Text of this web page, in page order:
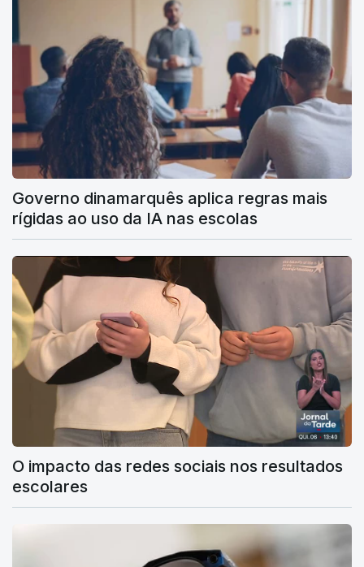
Governo dinamarquês aplica regras mais
rígidas ao uso da IA nas escolas
O impacto das redes sociais nos resultados
escolares